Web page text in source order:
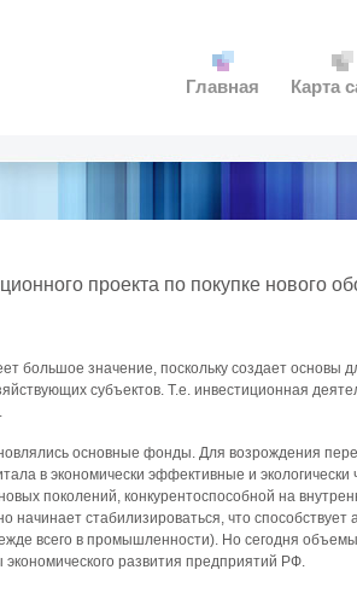
Главная Карта
проекта по покупке нового
большое значение, поскольку создает основы
субъектов. Т.е. инвестиционная
основные фонды. Для возрождения
в экономически эффективные и экологически
поколений, конкурентоспособной на
начинает стабилизироваться, что
всего в промышленности). Но сегодня
развития предприятий РФ.